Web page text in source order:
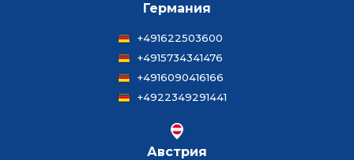
Германия
+491622503600
+4915734341476
+4916090416166
+4922349291441
Австрия